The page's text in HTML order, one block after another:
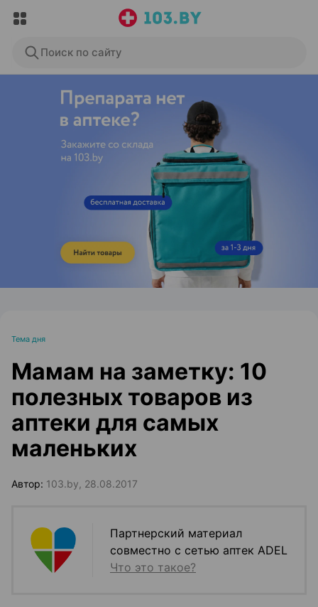
Поиск по сайту
ЭФФЕКТИВНАЯ РЕКЛАМА НА САЙТЕ
Тема дня
Мамам на заметку: 10
полезных товаров из
аптеки для самых
маленьких
Автор: 103.by, 28.08.2017
Партнерский материал
совместно с сетью аптек ADEL
Что это такое?